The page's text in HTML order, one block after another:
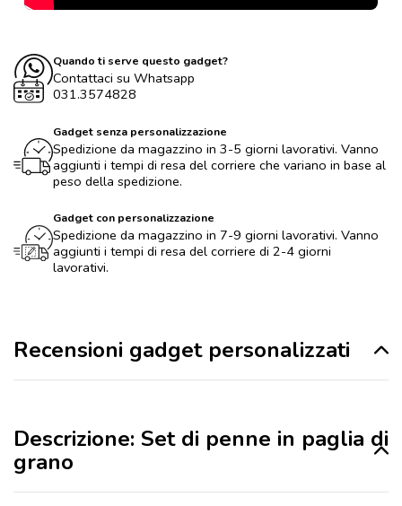
Quando ti serve questo gadget?
Contattaci su Whatsapp
031.3574828
Gadget senza personalizzazione
Spedizione da magazzino in 3-5 giorni lavorativi. Vanno
aggiunti i tempi di resa del corriere che variano in base al
peso della spedizione.
Gadget con personalizzazione
Spedizione da magazzino in 7-9 giorni lavorativi. Vanno
aggiunti i tempi di resa del corriere di 2-4 giorni
lavorativi.
Recensioni gadget personalizzati
Descrizione: Set di penne in paglia di
grano